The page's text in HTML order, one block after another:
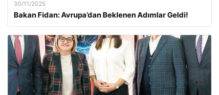
30/11/2025
Bakan Fidan: Avrupa’dan Beklenen Adımlar Geldi!